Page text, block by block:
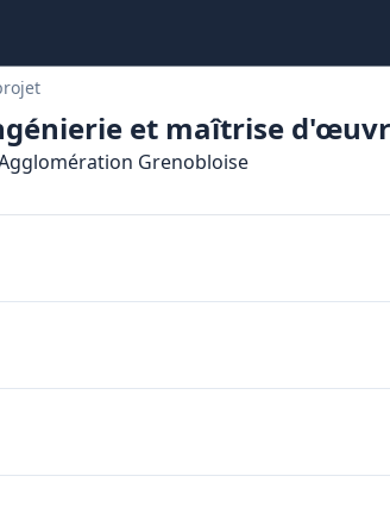
et maîtrise
Grenobloise